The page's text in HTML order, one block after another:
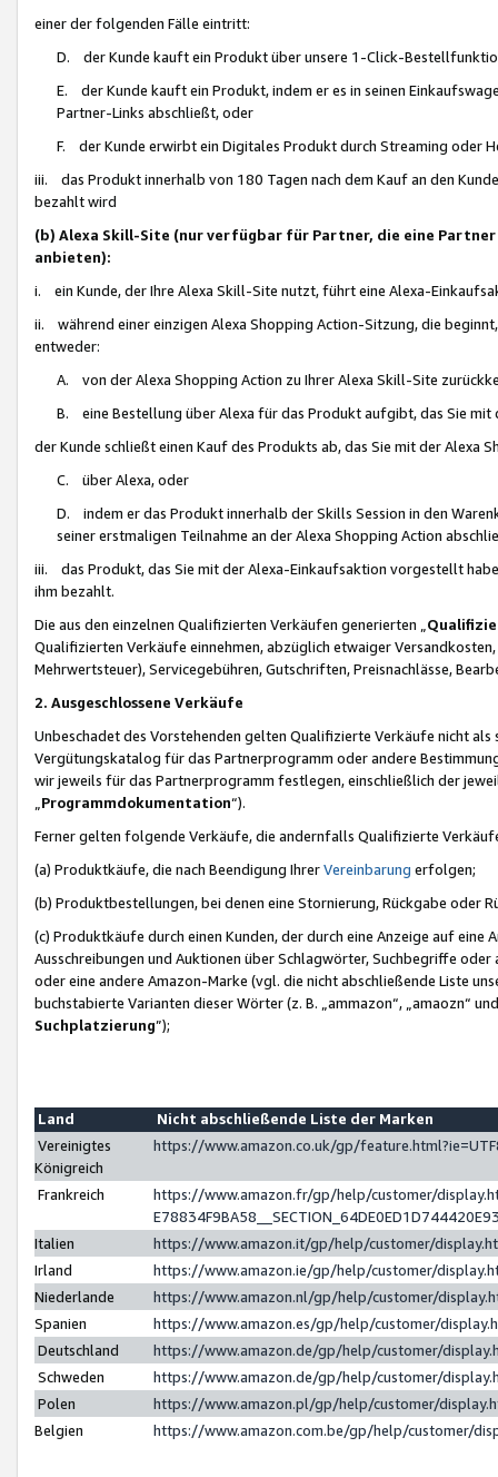
einer der folgenden Fälle eintritt:
D. der Kunde kauft ein Produkt über unsere 1-Click-
E. der Kunde kauft ein Produkt, indem er es in seinen
Partner-Links abschließt, oder
F. der Kunde erwirbt ein Digitales Produkt durch Streaming oder
iii. das Produkt innerhalb von 180 Tagen nach dem Kauf an den
bezahlt wird
(b) Alexa Skill-Site (nur verfügbar für Partner, die eine
anbieten):
i. ein Kunde, der Ihre Alexa Skill-Site nutzt, führt eine Alexa-
ii. während einer einzigen Alexa Shopping Action-Sitzung, die
entweder:
A. von der Alexa Shopping Action zu Ihrer Alexa Skill-Site
B. eine Bestellung über Alexa für das Produkt aufgibt, das Sie mit
der Kunde schließt einen Kauf des Produkts ab, das Sie mit der Alexa
C. über Alexa, oder
D. indem er das Produkt innerhalb der Skills Session in den
seiner erstmaligen Teilnahme an der Alexa Shopping Action
iii. das Produkt, das Sie mit der Alexa-Einkaufsaktion vorgestellt
ihm bezahlt.
Die aus den einzelnen Qualifizierten Verkäufen generierten „
Qualifizierten Verkäufe einnehmen, abzüglich etwaiger
Mehrwertsteuer), Servicegebühren, Gutschriften, Preisnachlässe,
2. Ausgeschlossene Verkäufe
Unbeschadet des Vorstehenden gelten Qualifizierte Verkäufe nicht
Vergütungskatalog für das Partnerprogramm oder andere
wir jeweils für das Partnerprogramm festlegen, einschließlich der
Programmdokumentation“).
Ferner gelten folgende Verkäufe, die andernfalls Qualifizierte
(a) Produktkäufe, die nach Beendigung IhrerVereinbarung erfolgen;
(b) Produktbestellungen, bei denen eine Stornierung, Rückgabe oder
(c) Produktkäufe durch einen Kunden, der durch eine Anzeige auf
Ausschreibungen und Auktionen über Schlagwörter, Suchbegriffe
oder eine andere Amazon-Marke (vgl. die nicht abschließende Liste
buchstabierte Varianten dieser Wörter (z. B. „ammazon“, „amaozn“
Suchplatzierung”);
Land
Nicht abschließende Liste der Marken
Vereinigtes
Königreich
https://www.amazon.co.uk/gp/
Frankreich
https://www.amazon.fr/gp/help/customer/
Italien
https://www.amazon.it/gp/help/customer/
Irland
https://www.amazon.ie/gp/help/customer/
Niederlande
https://www.amazon.nl/gp/help/customer/
Spanien
https://www.amazon.es/gp/help/customer/
Deutschland
https://www.amazon.de/gp/help/customer/
Schweden
https://www.amazon.de/gp/help/customer/
Polen
https://www.amazon.pl/gp/help/customer/
Belgien
https://www.amazon.com.be/gp/help/customer/